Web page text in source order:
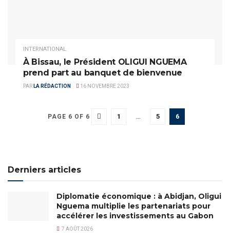
INTERNATIONAL
À Bissau, le Président OLIGUI NGUEMA
prend part au banquet de bienvenue
PAR LA RÉDACTION 16 NOVEMBRE 2023
PAGE 6 OF 6 1 5 6
Derniers articles
Diplomatie économique : à Abidjan, Oligui
Nguema multiplie les partenariats pour
accélérer les investissements au Gabon
7 AOÛT 2026